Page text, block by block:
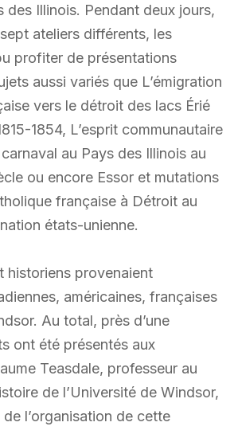
des Illinois. Pendant deux jours,
ateliers différents, les
profiter de présentations
aussi variés que L’émigration
vers le détroit des lacs Érié
1854, L’esprit communautaire
au Pays des Illinois au
ou encore Essor et mutations
française à Détroit au
états-unienne.
historiens provenaient
américaines, françaises
Au total, près d’une
ont été présentés aux
Teasdale, professeur au
de l’Université de Windsor,
l’organisation de cette